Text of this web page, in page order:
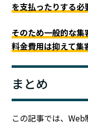
を支払ったりする
そのため一般的な
料金費用は抑えて集
まとめ
この記事では、